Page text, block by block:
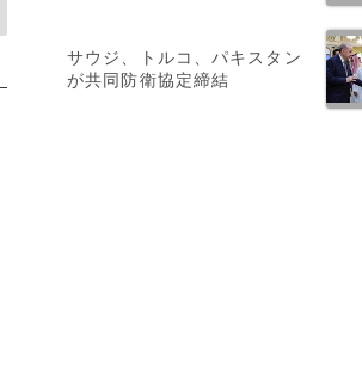
サウジ、トルコ、パキスタン
が共同防衛協定締結